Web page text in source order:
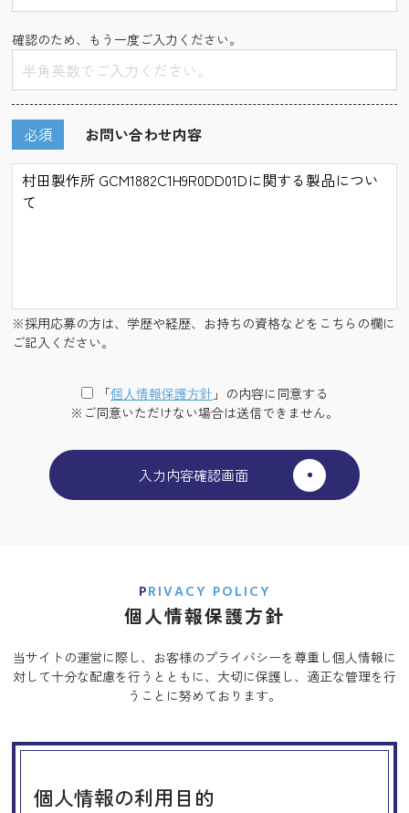
確認のため、もう一度ご入力ください。
お問い合わせ内容
必須
※採用応募の方は、学歴や経歴、お持ちの資格などをこちらの欄に
ご記入ください。
「個⼈情報保護⽅針 」の内容に同意する
※ご同意いただけない場合は送信できません。
PRIVACY POLICY
個人情報保護方針
当サイトの運営に際し、お客様のプライバシーを尊重し個人情報に
対して十分な配慮を行うとともに、 大切に保護し、適正な管理を行
うことに努めております。
個人情報の利用目的